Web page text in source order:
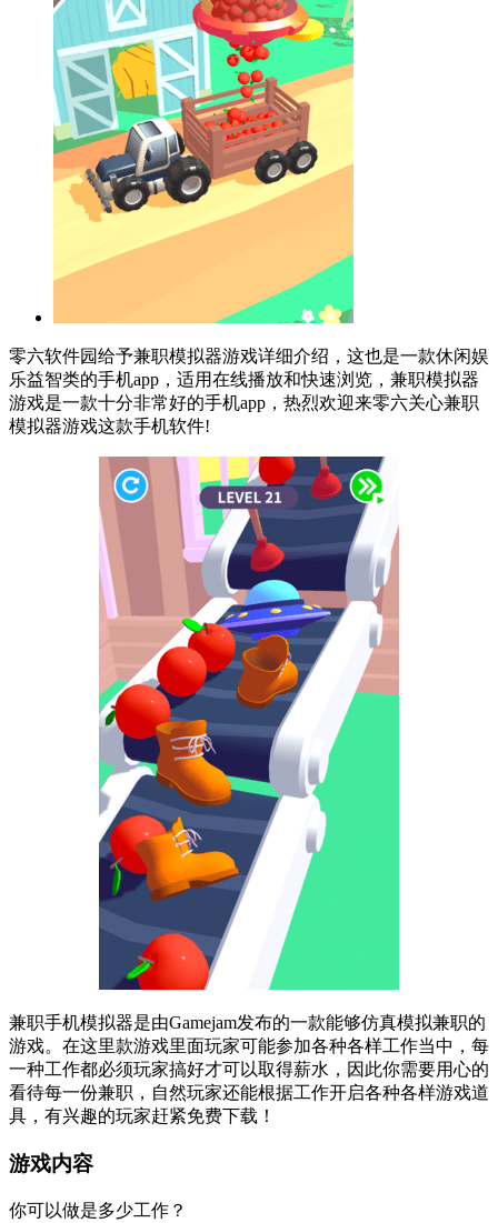
零六软件园给予兼职模拟器游戏详细介绍，这也是一款休闲娱
乐益智类的手机app，适用在线播放和快速浏览，兼职模拟器
游戏是一款十分非常好的手机app，热烈欢迎来零六关心兼职
模拟器游戏这款手机软件!
兼职手机模拟器是由Gamejam发布的一款能够仿真模拟兼职的
游戏。在这里款游戏里面玩家可能参加各种各样工作当中，每
一种工作都必须玩家搞好才可以取得薪水，因此你需要用心的
看待每一份兼职，自然玩家还能根据工作开启各种各样游戏道
具，有兴趣的玩家赶紧免费下载！
游戏内容
你可以做是多少工作？